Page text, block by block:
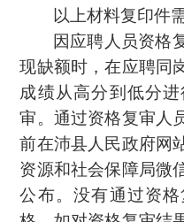
以上材料复印件
因应聘人员资格
现缺额时，在应聘同
成绩从高分到低分
审。通过资格复审人
前在沛县人民政府网
资源和社会保障局微
公布。没有通过资